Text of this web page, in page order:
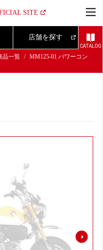
SITE
店舗を探す
CATALOG
品一覧
MM125-01 パワーコン